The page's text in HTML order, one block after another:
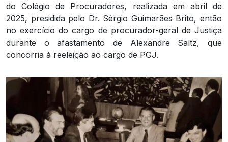
do Colégio de Procuradores, realizada em abril de
2025, presidida pelo Dr. Sérgio Guimarães Brito, então
no exercício do cargo de procurador-geral de Justiça
durante o afastamento de Alexandre Saltz, que
concorria à reeleição ao cargo de PGJ.